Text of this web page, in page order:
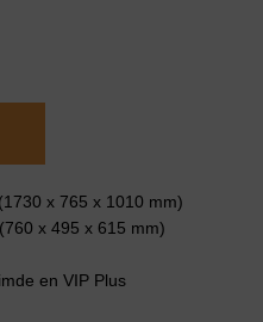
x 765 x 1010 mm)
x 495 x 615 mm)
en VIP Plus